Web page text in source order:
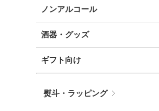
ノンアルコール
酒器・グッズ
ギフト向け
熨斗・ラッピング